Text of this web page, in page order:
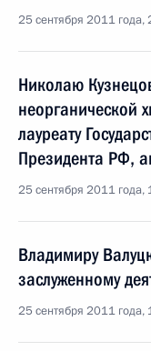
25 сентября 2011 года,
Николаю
неорганической
лауреату
Президента РФ,
25 сентября 2011 года,
Владимиру
заслуженному
25 сентября 2011 года,